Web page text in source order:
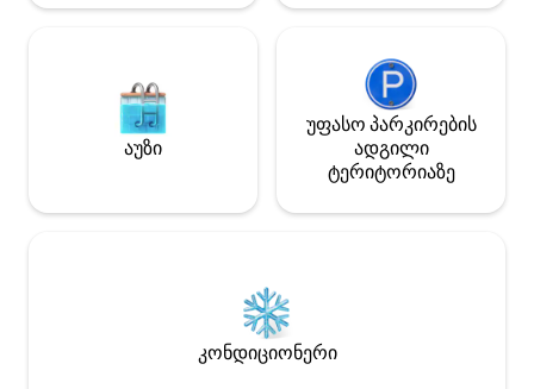
აუზი
უფასო პარკირების
ადგილი
ტერიტორიაზე
კონდიციონერი